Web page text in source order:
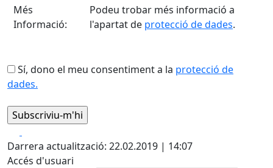
Més
Informació:
Podeu trobar més informació a
l'apartat de protecció de dades.
Sí, dono el meu consentiment a la protecció de
dades.
Darrera actualització: 22.02.2019 | 14:07
Accés d'usuari